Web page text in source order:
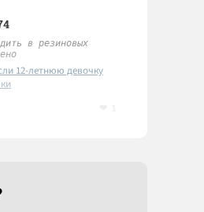
в резиновых
12-летнюю девочку